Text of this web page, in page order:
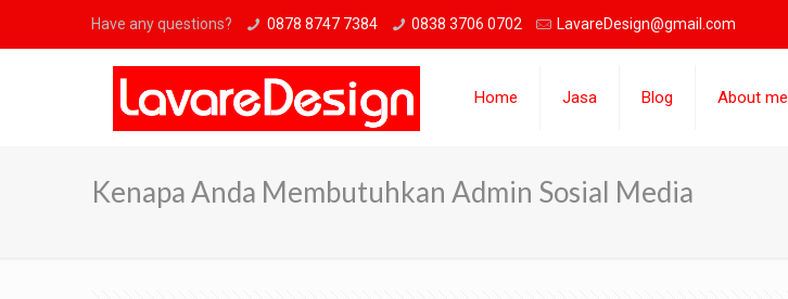
Have any questions? 0878 8747 7384 0838 3706 0702 LavareDesign@gmail.com
Home Jasa Blog About me
Kenapa Anda Membutuhkan Admin Sosial Media